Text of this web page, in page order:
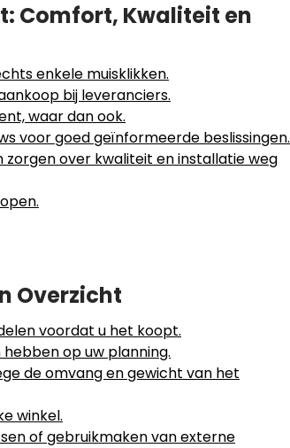
Comfort, Kwaliteit en
enkele muisklikken.
bij leveranciers.
waar dan ook.
voor goed geïnformeerde beslissingen.
over kwaliteit en installatie weg
Overzicht
voordat u het koopt.
op uw planning.
de omvang en gewicht van het
winkel.
of gebruikmaken van externe